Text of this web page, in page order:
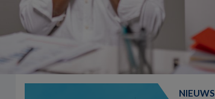
NIEUWS